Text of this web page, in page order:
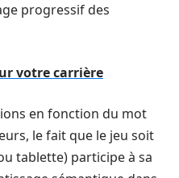
progressif des
votre carrière
en fonction du mot
le fait que le jeu soit
tablette) participe à sa